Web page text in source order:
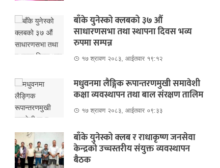
बाँके युनेस्को क्लबको ३७ औं
साधारणसभा तथा स्थापना दिवस भव्य
रुपमा सम्पन्न
१७ श्रावण २०८३, आईतवार १९:१२
मधुवनमा लैङ्गिक रूपान्तरणमुखी समावेशी
कक्षा व्यवस्थापन तथा बाल संरक्षण तालिम
१७ श्रावण २०८३, आईतवार ०९:३३
बाँके युनेस्को क्लब र राधाकृष्ण जनसेवा
केन्द्रको उच्चस्तरीय संयुक्त व्यवस्थापन
बैठक